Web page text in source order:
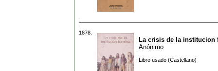
1878.
La crisis de la institucion
Anónimo
Libro usado (Castellano)